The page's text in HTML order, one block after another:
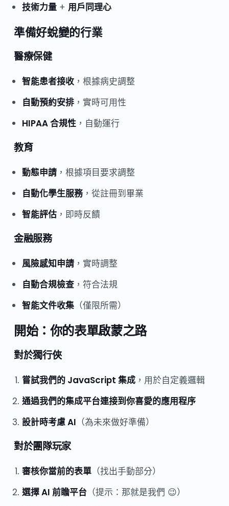
技術力量+ 用戶同理心
準備好蛻變的行業
醫療保健
智能患者接收，根據病史調整
自動預約安排，實時可用性
HIPAA 合規性，自動運行
教育
動態申請，根據項目要求調整
自動化學生服務，從註冊到畢業
智能評估，即時反饋
金融服務
風險感知申請，實時調整
自動合規檢查，符合法規
智能文件收集（僅限所需）
開始：你的表單啟蒙之路
對於獨行俠
嘗試我們的 JavaScript 集成，用於自定義邏輯
通過我們的集成平台連接到你喜愛的應用程序
設計時考慮 AI （為未來做好準備）
對於團隊玩家
審核你當前的表單（找出手動部分）
選擇 AI 前瞻平台 （提示：那就是我們 😉）